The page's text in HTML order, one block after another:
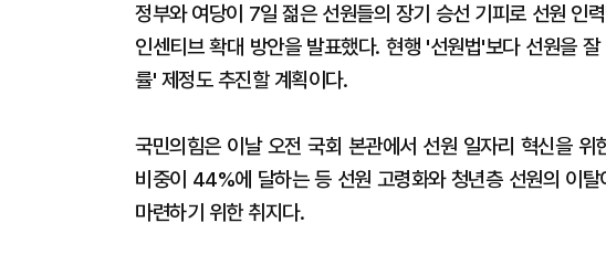
정부와 여당이 7일 젊은 선원들의 장기 승선 기피로 선원 인
인센티브 확대 방안을 발표했다. 현행 '선원법'보다 선원을
률' 제정도 추진할 계획이다.
국민의힘은 이날 오전 국회 본관에서 선원 일자리 혁신을
비중이 44%에 달하는 등 선원 고령화와 청년층 선원의 이
마련하기 위한 취지다.